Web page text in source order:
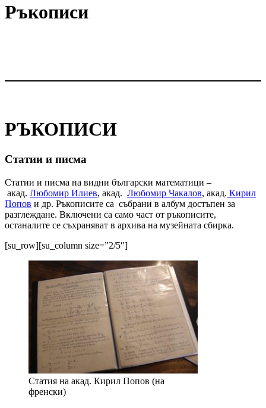
Ръкописи
РЪКОПИСИ
Статии и писма
Статии и писма на видни български математици –
акад. Любомир Илиев, акад. Любомир Чакалов, акад. Кирил
Попов и др. Ръкописите са събрани в албум достъпен за
разглеждане. Включени са само част от ръкописите,
останалите се съхраняват в архива на музейната сбирка.
[su_row][su_column size=”2/5″]
Статия на акад. Кирил Попов (на
френски)